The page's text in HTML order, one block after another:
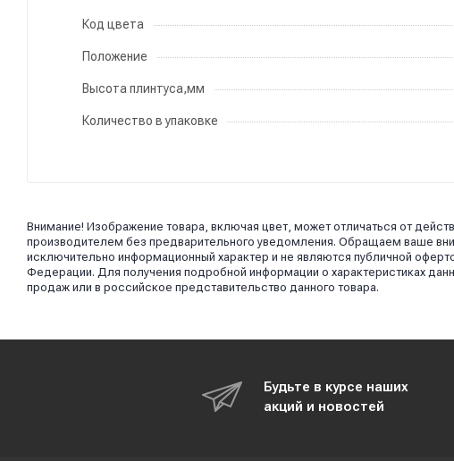
Код цвета
Положение
Высота плинтуса,мм
Количество в упаковке
Внимание! Изображение товара, включая цвет, может отличаться от
производителем без предварительного уведомления. Обращаем ваше
исключительно информационный характер и не являются публичной
Федерации. Для получения подробной информации о характеристиках
продаж или в российское представительство данного товара.
Будьте в курсе наших
акций и новостей